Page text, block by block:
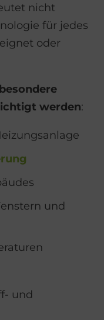
nicht
für jedes
oder
werden:
und
und